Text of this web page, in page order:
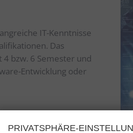
PRIVATSPHÄRE-
IT-Kenntnisse
Das
bzw. 6 Semester und
Entwicklung oder